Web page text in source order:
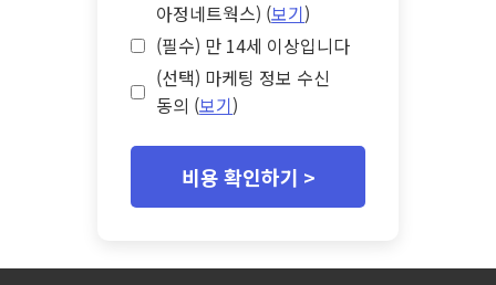
아정네트웍스) (보기)
(필수) 만 14세 이상입니다
(선택) 마케팅 정보 수신
동의 (보기)
비용 확인하기 >